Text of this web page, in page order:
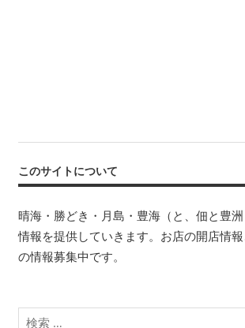
このサイトについて
晴海・勝どき・月島・豊海（と、佃と豊
情報を提供していきます。お店の開店情
の情報募集中です。